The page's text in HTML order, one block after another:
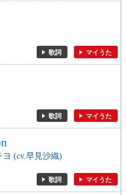
歌詞 マイうた
歌詞 マイうた
(cv.早見沙織)
歌詞 マイうた